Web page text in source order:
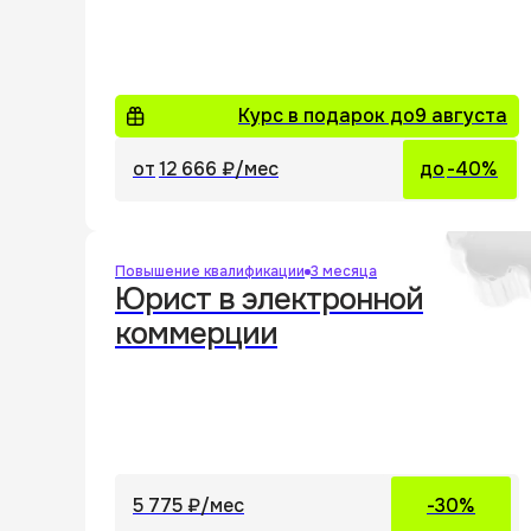
Я
и
Курс в подарок до9 августа
от12 666 ₽/мес до-40%
Повышение квалификации 3 месяца
Юрист в электронной
коммерции
5 775 ₽/мес -30%